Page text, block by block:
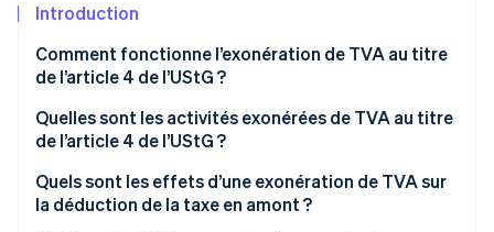
Stripe Sessions 2026
Découvrez comment Stripe construit l’infrastructure
Regarder la vidéo
Introduction
Comment fonctionne l’exonération de TVA au titre
de l’article 4 de l’UStG ?
Quelles sont les activités exonérées de TVA au titre
de l’article 4 de l’UStG ?
Quels sont les effets d’une exonération de TVA sur
la déduction de la taxe en amont ?